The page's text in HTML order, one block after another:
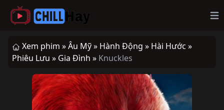
Xem phim »Âu Mỹ » Hành Động » Hài Hước »
Phiêu Lưu » Gia Đình » Knuckles